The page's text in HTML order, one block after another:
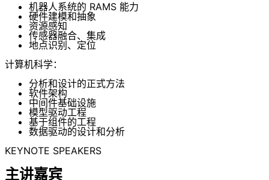
机器人系统的 RAMS 能力
硬件建模和抽象
资源感知
传感器融合、集成
地点识别、定位
计算机科学：
分析和设计的正式方法
软件架构
中间件基础设施
模型驱动工程
基于组件的工程
数据驱动的设计和分析
KEYNOTE SPEAKERS
主讲嘉宾